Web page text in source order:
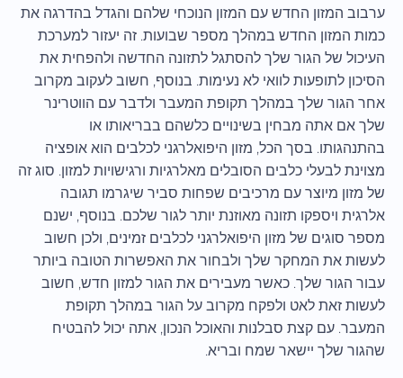
ערבוב המזון החדש עם המזון הנוכחי שלהם והגדל בהדרגה את
כמות המזון החדש במהלך מספר שבועות. זה יעזור למערכת
העיכול של הגור שלך להסתגל לתזונה החדשה ולהפחית את
הסיכון לתופעות לוואי לא נעימות. בנוסף, חשוב לעקוב מקרוב
אחר הגור שלך במהלך תקופת המעבר ולדבר עם הווטרינר
שלך אם אתה מבחין בשינויים כלשהם בבריאותו או
בהתנהגותו. בסך הכל, מזון היפואלרגני לכלבים הוא אופציה
מצוינת לבעלי כלבים הסובלים מאלרגיות ורגישויות למזון. סוג זה
של מזון מיוצר עם מרכיבים שפחות סביר שיגרמו תגובה
אלרגית ויספקו תזונה מאוזנת יותר לגור שלכם. בנוסף, ישנם
מספר סוגים של מזון היפואלרגני לכלבים זמינים, ולכן חשוב
לעשות את המחקר שלך ולבחור את האפשרות הטובה ביותר
עבור הגור שלך. כאשר מעבירים את הגור למזון חדש, חשוב
לעשות זאת לאט ולפקח מקרוב על הגור במהלך תקופת
המעבר. עם קצת סבלנות והאוכל הנכון, אתה יכול להבטיח
שהגור שלך יישאר שמח ובריא.